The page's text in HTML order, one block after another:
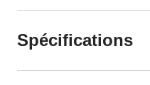
Spécifications